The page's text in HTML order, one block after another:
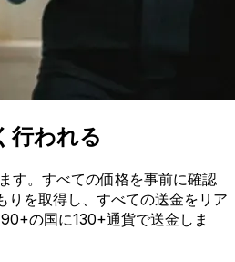
行われる
す。すべての価格を事前に確認
りを取得し、すべての送金をリア
の国に130+通貨で送金しま